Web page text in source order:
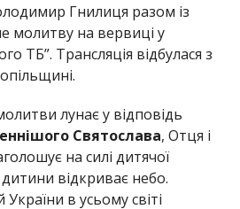
Гнилиця разом із
молитву на вервиці у
ТБ”. Трансляція відбулася з
лунає у відповідь
Святослава, Отця і
на силі дитячої
відкриває небо.
в усьому світі